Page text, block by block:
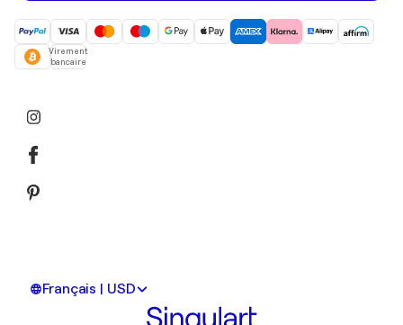
Virement
bancaire
Français | USD